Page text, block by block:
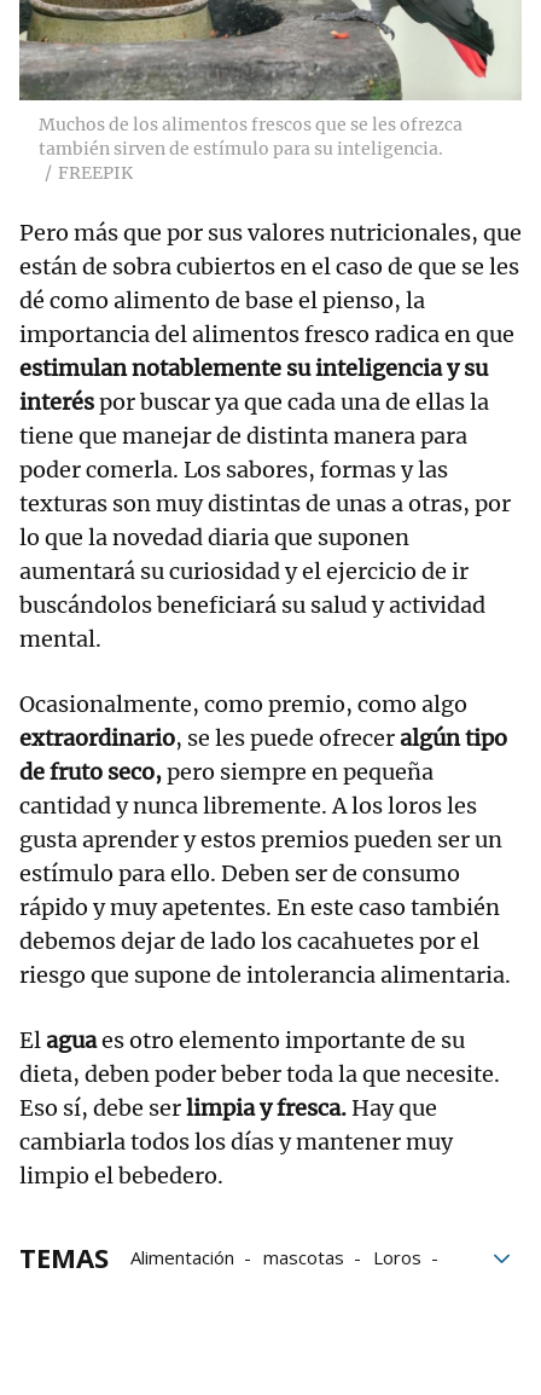
Muchos de los alimentos frescos que se les ofrezca
también sirven de estímulo para su inteligencia.
FREEPIK
Pero más que por sus valores nutricionales, que
están de sobra cubiertos en el caso de que se les
dé como alimento de base el pienso, la
importancia del alimentos fresco radica en que
estimulan notablemente su inteligencia y su
interéspor buscar ya que cada una de ellas la
tiene que manejar de distinta manera para
poder comerla. Los sabores, formas y las
texturas son muy distintas de unas a otras, por
lo que la novedad diaria que suponen
aumentará su curiosidad y el ejercicio de ir
buscándolos beneficiará su salud y actividad
mental.
Ocasionalmente, como premio, como algo
extraordinario, se les puede ofreceralgún tipo
de fruto seco,pero siempre en pequeña
cantidad y nunca libremente. A los loros les
gusta aprender y estos premios pueden ser un
estímulo para ello. Deben ser de consumo
rápido y muy apetentes. En este caso también
debemos dejar de lado los cacahuetes por el
riesgo que supone de intolerancia alimentaria.
Elaguaes otro elemento importante de su
dieta, deben poder beber toda la que necesite.
Eso sí, debe serlimpia y fresca. Hay que
cambiarla todos los días y mantener muy
limpio el bebedero.
TEMAS Alimentación mascotas
Loros